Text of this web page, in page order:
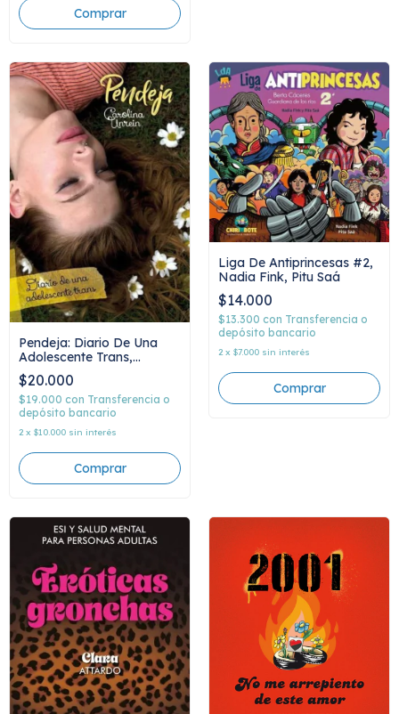
Pendeja: Diario De Una
Adolescente Trans,
Carolina Unrein
$20.000
$19.000 con Transferencia o
depósito bancario
2 x $10.000 sin interés
Liga De Antiprincesas #2,
Nadia Fink, Pitu Saá
$14.000
$13.300 con Transferencia o
depósito bancario
2 x $7.000 sin interés